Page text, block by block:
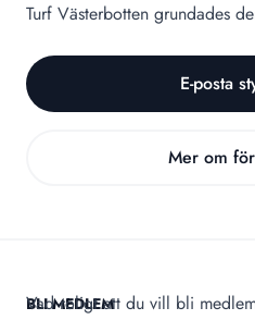
Turf Västerbotten grundades
E-posta
Mer om
BLI MEDLEM
Vad roligt att du vill bli